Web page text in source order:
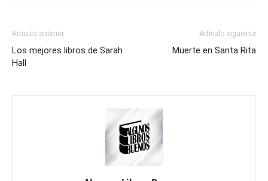
Artículo anterior
Los mejores libros de Sarah
Hall
Artículo siguiente
Muerte en Santa Rita